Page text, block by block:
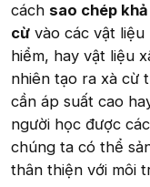
cách sao chép
cừ vào các vật
hiểm, hay vật liệu
nhiên tạo ra xà cừ
cần áp suất cao
người học được
chúng ta có thể
thân thiện với môi